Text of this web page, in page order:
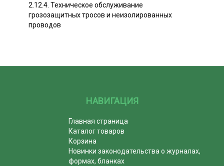
2.12.4. Техническое обслуживание
грозозащитных тросов и неизолированных
проводов
НАВИГАЦИЯ
Главная страница
Каталог товаров
Корзина
Новинки законодательства о журналах,
формах, бланках